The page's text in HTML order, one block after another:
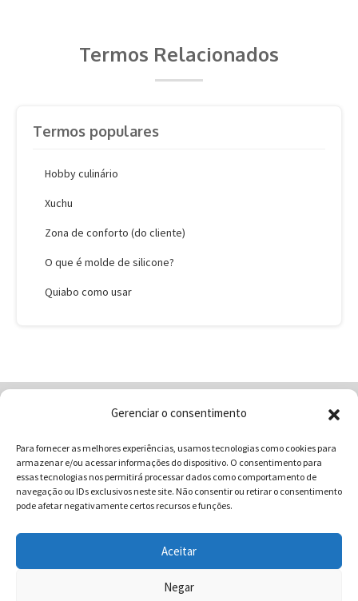
Gerenciar o consentimento
Para fornecer as melhores experiências, usamos tecnologias como cookies para
armazenar e/ou acessar informações do dispositivo. O consentimento para
essas tecnologias nos permitirá processar dados como comportamento de
navegação ou IDs exclusivos neste site. Não consentir ou retirar o consentimento
pode afetar negativamente certos recursos e funções.
Aceitar
Negar
Termos Relacionados
Termos populares
Hobby culinário
Xuchu
Zona de conforto (do cliente)
O que é molde de silicone?
Quiabo como usar
Contatos
Receitas
Blog
Vocabulário da Gastronomia
COMUNICAR - Comunicação e Marketing | CNPJ:
03.013.350/0001-80 | Rua 82 Nº99 Qd. F13 Lt. 13 Sala 01 - Setor